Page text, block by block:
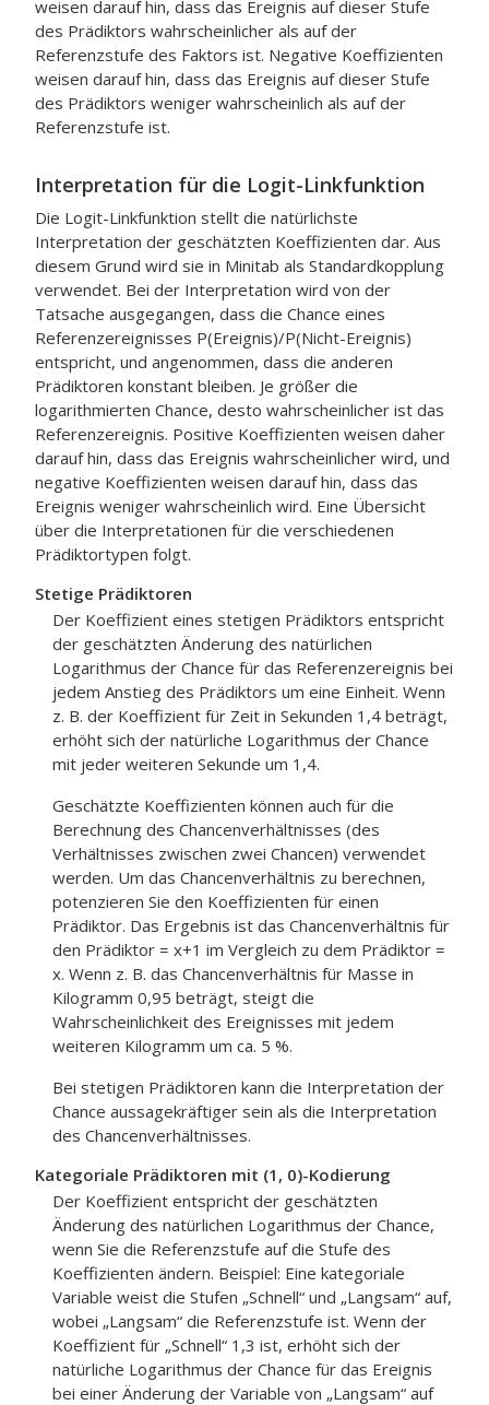
weisen darauf hin, dass das Ereignis auf dieser Stufe
des Prädiktors wahrscheinlicher als auf der
Referenzstufe des Faktors ist. Negative Koeffizienten
weisen darauf hin, dass das Ereignis auf dieser Stufe
des Prädiktors weniger wahrscheinlich als auf der
Referenzstufe ist.
Interpretation für die Logit-Linkfunktion
Die Logit-Linkfunktion stellt die natürlichste
Interpretation der geschätzten Koeffizienten dar. Aus
diesem Grund wird sie in Minitab als Standardkopplung
verwendet. Bei der Interpretation wird von der
Tatsache ausgegangen, dass die Chance eines
Referenzereignisses P(Ereignis)/P(Nicht-Ereignis)
entspricht, und angenommen, dass die anderen
Prädiktoren konstant bleiben. Je größer die
logarithmierten Chance, desto wahrscheinlicher ist das
Referenzereignis. Positive Koeffizienten weisen daher
darauf hin, dass das Ereignis wahrscheinlicher wird, und
negative Koeffizienten weisen darauf hin, dass das
Ereignis weniger wahrscheinlich wird. Eine Übersicht
über die Interpretationen für die verschiedenen
Prädiktortypen folgt.
Stetige Prädiktoren
Der Koeffizient eines stetigen Prädiktors entspricht
der geschätzten Änderung des natürlichen
Logarithmus der Chance für das Referenzereignis bei
jedem Anstieg des Prädiktors um eine Einheit. Wenn
z. B. der Koeffizient für Zeit in Sekunden 1,4 beträgt,
erhöht sich der natürliche Logarithmus der Chance
mit jeder weiteren Sekunde um 1,4.
Geschätzte Koeffizienten können auch für die
Berechnung des Chancenverhältnisses (des
Verhältnisses zwischen zwei Chancen) verwendet
werden. Um das Chancenverhältnis zu berechnen,
potenzieren Sie den Koeffizienten für einen
Prädiktor. Das Ergebnis ist das Chancenverhältnis für
den Prädiktor = x+1 im Vergleich zu dem Prädiktor =
x. Wenn z. B. das Chancenverhältnis für Masse in
Kilogramm 0,95 beträgt, steigt die
Wahrscheinlichkeit des Ereignisses mit jedem
weiteren Kilogramm um ca. 5 %.
Bei stetigen Prädiktoren kann die Interpretation der
Chance aussagekräftiger sein als die Interpretation
des Chancenverhältnisses.
Kategoriale Prädiktoren mit (1, 0)-Kodierung
Der Koeffizient entspricht der geschätzten
Änderung des natürlichen Logarithmus der Chance,
wenn Sie die Referenzstufe auf die Stufe des
Koeffizienten ändern. Beispiel: Eine kategoriale
Variable weist die Stufen „Schnell“ und „Langsam“ auf,
wobei „Langsam“ die Referenzstufe ist. Wenn der
Koeffizient für „Schnell“ 1,3 ist, erhöht sich der
natürliche Logarithmus der Chance für das Ereignis
bei einer Änderung der Variable von „Langsam“ auf